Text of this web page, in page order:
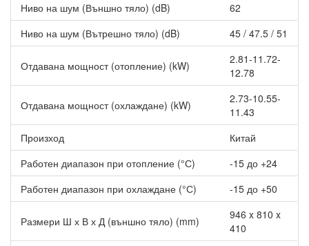
Ниво на шум (Външно тяло) (dB)
62
Ниво на шум (Вътрешно тяло) (dB)
45 / 47.5 / 51
Отдавана мощност (отопление) (kW)
2.81-11.72-
12.78
Отдавана мощност (охлаждане) (kW)
2.73-10.55-
11.43
Произход
Китай
Работен диапазон при отопление (°С)
-15 до +24
Работен диапазон при охлаждане (°С)
-15 до +50
Размери Ш х В х Д (външно тяло) (mm)
946 x 810 x
410